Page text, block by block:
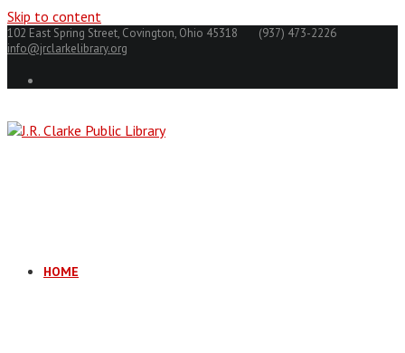
Skip to content
102 East Spring Street, Covington, Ohio 45318
(937) 473-2226
info@jrclarkelibrary.org
HOME